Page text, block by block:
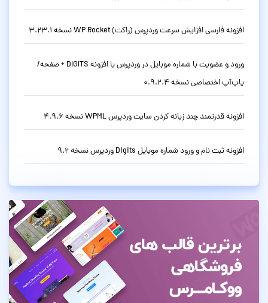
افزونه فارسی افزایش سرعت وردپرس (راکت) WP Rocket نسخه 3.23.1
ورود و عضویت با شماره موبایل در وردپرس با افزونه DIGITS + صفحه/
پاپ‌آپ اختصاصی نسخه 0.9.2.4
افزونه قدرتمند چند زبانه کردن سایت وردپرس WPML نسخه 4.9.6
افزونه ثبت نام و ورود شماره موبایل Digits وردپرس نسخه 9.2